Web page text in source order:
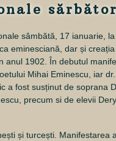
sâmbătă, 17 ianuarie ,
eminesciană, dar și
1902. În debutul
Mihai Eminescu, iar
a fost susținut de soprana
precum si de elevii
și turcești. Manifestarea